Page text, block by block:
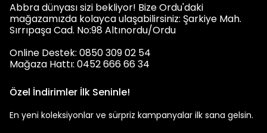
Abbra dünyası sizi bekliyor! Bize Ordu'daki
mağazamızda kolayca ulaşabilirsiniz: Şarkiye Mah.
Sırrıpaşa Cad. No:98 Altınordu/Ordu
Online Destek: 0850 309 02 54
Mağaza Hattı: 0452 666 66 34
Özel İndirimler İlk Seninle!
En yeni koleksiyonlar ve sürpriz kampanyalar ilk sana gelsin.